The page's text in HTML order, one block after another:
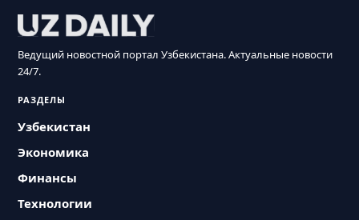
Ведущий новостной портал Узбекистана. Актуальные новости
24/7.
РАЗДЕЛЫ
Узбекистан
Экономика
Финансы
Технологии